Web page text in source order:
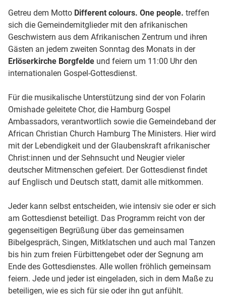
Getreu dem Motto Different colours. One people. treffen
sich die Gemeindemitglieder mit den afrikanischen
Geschwistern aus dem Afrikanischen Zentrum und ihren
Gästen an jedem zweiten Sonntag des Monats in der
Erlöserkirche Borgfelde und feiern um 11:00 Uhr den
internationalen Gospel-Gottesdienst.
Für die musikalische Unterstützung sind der von Folarin
Omishade geleitete Chor, die Hamburg Gospel
Ambassadors, verantwortlich sowie die Gemeindeband der
African Christian Church Hamburg The Ministers. Hier wird
mit der Lebendigkeit und der Glaubenskraft afrikanischer
Christ:innen und der Sehnsucht und Neugier vieler
deutscher Mitmenschen gefeiert. Der Gottesdienst findet
auf Englisch und Deutsch statt, damit alle mitkommen.
Jeder kann selbst entscheiden, wie intensiv sie oder er sich
am Gottesdienst beteiligt. Das Programm reicht von der
gegenseitigen Begrüßung über das gemeinsamen
Bibelgespräch, Singen, Mitklatschen und auch mal Tanzen
bis hin zum freien Fürbittengebet oder der Segnung am
Ende des Gottesdienstes. Alle wollen fröhlich gemeinsam
feiern. Jede und jeder ist eingeladen, sich in dem Maße zu
beteiligen, wie es sich für sie oder ihn gut anfühlt.